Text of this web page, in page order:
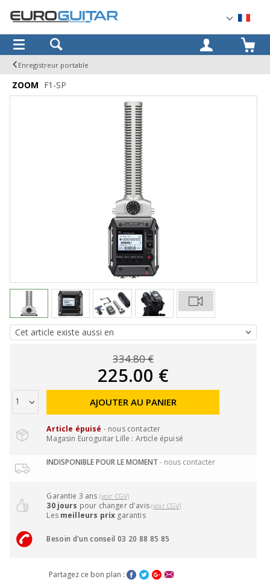
OK
Enregistreur portable
ZOOM F1-SP
334.80 €
225.00 €
AJOUTER AU PANIER
Article épuisé - nous contacter
Magasin Euroguitar Lille : Article épuisé
INDISPONIBLE POUR LE MOMENT - nous contacter
Garantie 3 ans (voir CGV)
30 jours pour changer d'avis(voir CGV)
Les meilleurs prix garantis
Besoin d'un conseil 03 20 88 85 85
Partagez ce bon plan :